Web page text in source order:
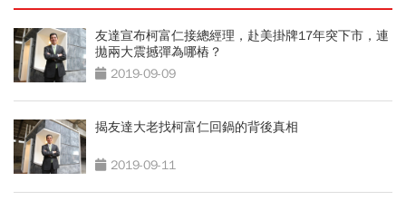
友達宣布柯富仁接總經理，赴美掛牌17年突下市，連
拋兩大震撼彈為哪樁？
2019-09-09
揭友達大老找柯富仁回鍋的背後真相
2019-09-11